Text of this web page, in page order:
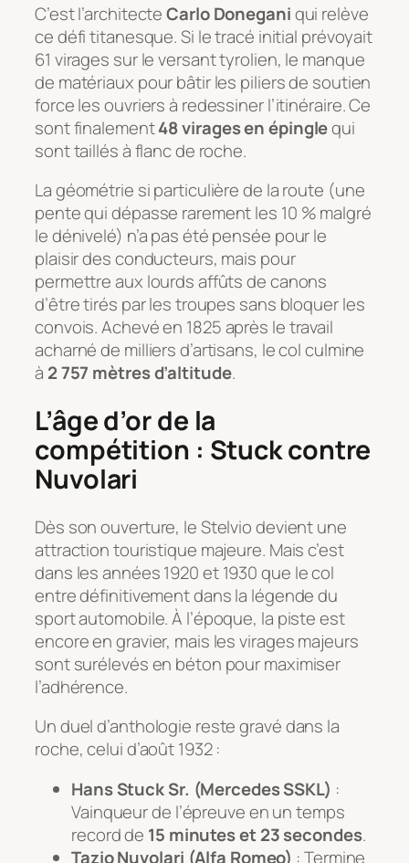
C’est l’architecteCarlo Doneganiqui relève
ce défi titanesque. Si le tracé initial prévoyait
61 virages sur le versant tyrolien, le manque
de matériaux pour bâtir les piliers de soutien
force les ouvriers à redessiner l’itinéraire. Ce
sont finalement48 virages en épinglequi
sont taillés à flanc de roche.
La géométrie si particulière de la route (une
pente qui dépasse rarement les 10 % malgré
le dénivelé) n’a pas été pensée pour le
plaisir des conducteurs, mais pour
permettre aux lourds affûts de canons
d’être tirés par les troupes sans bloquer les
convois. Achevé en 1825 après le travail
acharné de milliers d’artisans, le col culmine
à 2 757 mètres d’altitude.
L’âge d’or de la
compétition : Stuck contre
Nuvolari
Dès son ouverture, le Stelvio devient une
attraction touristique majeure. Mais c’est
dans les années 1920 et 1930 que le col
entre définitivement dans la légende du
sport automobile. À l’époque, la piste est
encore en gravier, mais les virages majeurs
sont surélevés en béton pour maximiser
l’adhérence.
Un duel d’anthologie reste gravé dans la
roche, celui d’août 1932 :
Hans Stuck Sr. (Mercedes SSKL) :
Vainqueur de l’épreuve en un temps
record de 15 minutes et 23 secondes.
Tazio Nuvolari (Alfa Romeo) : Termine